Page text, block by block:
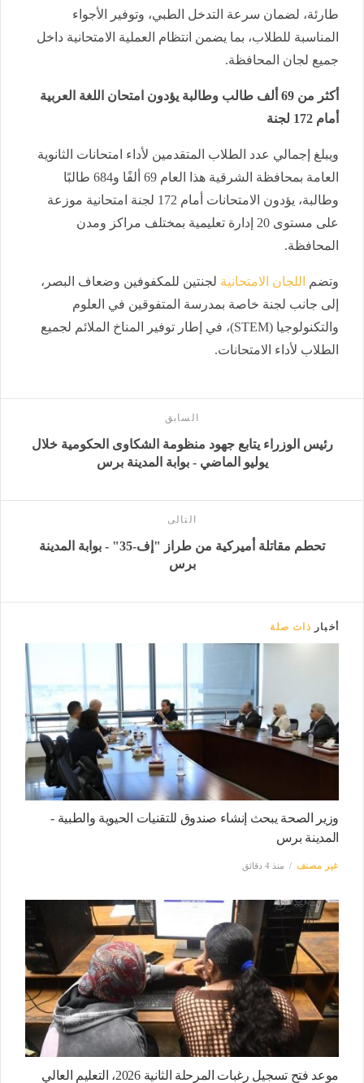
طارئة، لضمان سرعة التدخل الطبي، وتوفير الأجواء
المناسبة للطلاب، بما يضمن انتظام العملية الامتحانية داخل
جميع لجان المحافظة.
أكثر من 69 ألف طالب وطالبة يؤدون امتحان اللغة العربية
أمام 172 لجنة
ويبلغ إجمالي عدد الطلاب المتقدمين لأداء امتحانات الثانوية
العامة بمحافظة الشرقية هذا العام 69 ألفًا و684 طالبًا
وطالبة، يؤدون الامتحانات أمام 172 لجنة امتحانية موزعة
على مستوى 20 إدارة تعليمية بمختلف مراكز ومدن
المحافظة.
وتضم اللجان الامتحانية لجنتين للمكفوفين وضعاف البصر،
إلى جانب لجنة خاصة بمدرسة المتفوقين في العلوم
والتكنولوجيا (STEM)، في إطار توفير المناخ الملائم لجميع
الطلاب لأداء الامتحانات.
السابق
رئيس الوزراء يتابع جهود منظومة الشكاوى الحكومية خلال
يوليو الماضي - بوابة المدينة برس
التالى
تحطم مقاتلة أميركية من طراز "إف-35" - بوابة المدينة
برس
أخبار ذات صلة
وزير الصحة يبحث إنشاء صندوق للتقنيات الحيوية والطبية -
المدينة برس
غير مصنف منذ 4 دقائق
موعد فتح تسجيل رغبات المرحلة الثانية 2026، التعليم العالي